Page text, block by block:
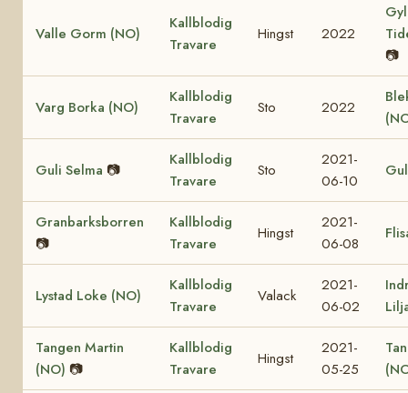
Valle Gorm (NO)
Kallblodig
Travare
Hingst 2022
📷
Varg Borka (NO)
Kallblodig
Travare
Sto 2022
Guli Selma 📷
Kallblodig
Travare
Sto
2021-
06-10
Granbarksborren
📷
Kallblodig
Travare
Hingst
2021-
06-08
Lystad Loke (NO)
Kallblodig
Travare
Valack
2021-
06-02
Tangen Martin
(NO) 📷
Kallblodig
Travare
Hingst
2021-
05-25